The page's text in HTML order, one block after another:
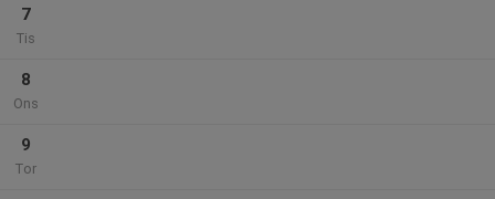
7
Tis
8
Ons
9
Tor